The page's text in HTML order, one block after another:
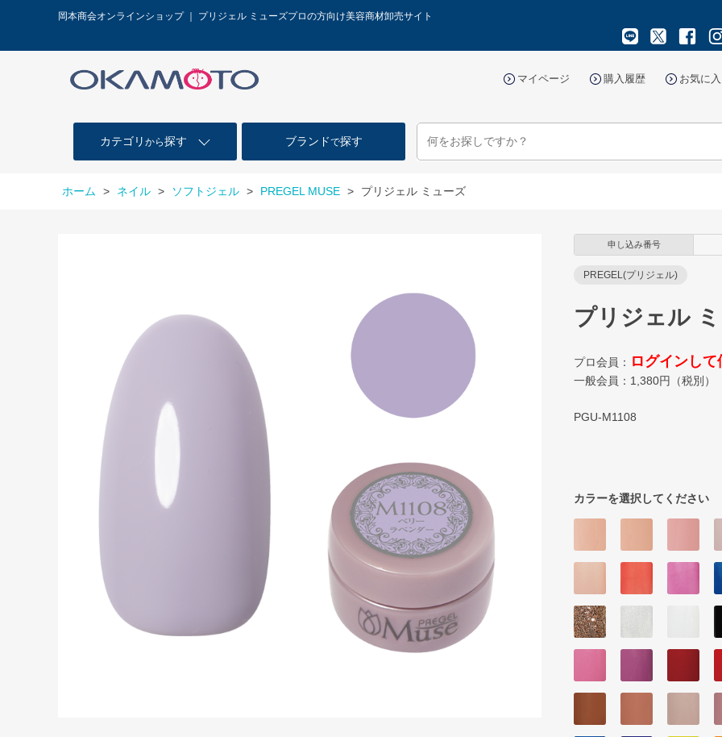
岡本商会オンラインショップ ｜ プリジェル ミューズプロの方向け美容商材卸売サイト
マイページ 購入履歴 お気に
カテゴリ から探す ブランドで探す
ホーム > ネイル > ソフトジェル > PREGEL MUSE > プリジェル ミューズ
申し込み番号
PREGEL(プリジェル)
プリジェル
プロ会員： ログインし
一般会員： 1,380円（税別）
PGU-M1108
カラーを選択してください